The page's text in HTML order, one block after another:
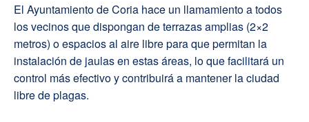
El Ayuntamiento de Coria hace un llamamiento a todos
los vecinos que dispongan de terrazas amplias (2×2
metros) o espacios al aire libre para que permitan la
instalación de jaulas en estas áreas, lo que facilitará un
control más efectivo y contribuirá a mantener la ciudad
libre de plagas.